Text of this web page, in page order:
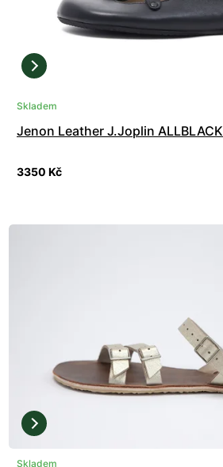
Skladem
Jenon Leather J.Joplin ALLBLACK
3350 Kč
Skladem